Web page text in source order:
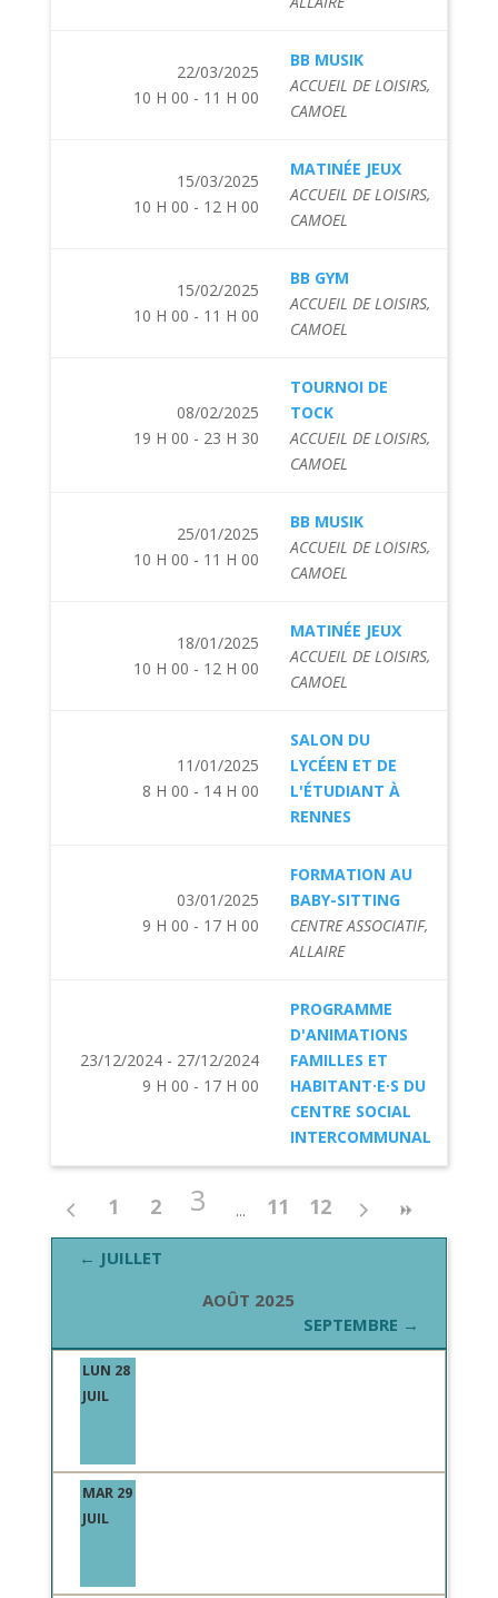
22/03/2025
10 H 00 - 11 H 00
BB MUSIK
ACCUEIL DE LOISIRS,
CAMOEL
15/03/2025
10 H 00 - 12 H 00
MATINÉE JEUX
ACCUEIL DE LOISIRS,
CAMOEL
15/02/2025
10 H 00 - 11 H 00
BB GYM
ACCUEIL DE LOISIRS,
CAMOEL
08/02/2025
19 H 00 - 23 H 30
TOURNOI DE
TOCK
ACCUEIL DE LOISIRS,
CAMOEL
25/01/2025
10 H 00 - 11 H 00
BB MUSIK
ACCUEIL DE LOISIRS,
CAMOEL
18/01/2025
10 H 00 - 12 H 00
MATINÉE JEUX
ACCUEIL DE LOISIRS,
CAMOEL
11/01/2025
8 H 00 - 14 H 00
SALON DU
LYCÉEN ET DE
L'ÉTUDIANT À
RENNES
03/01/2025
9 H 00 - 17 H 00
FORMATION AU
BABY-SITTING
CENTRE ASSOCIATIF,
ALLAIRE
23/12/2024 - 27/12/2024
9 H 00 - 17 H 00
PROGRAMME
D'ANIMATIONS
FAMILLES ET
HABITANT·E·S DU
CENTRE SOCIAL
INTERCOMMUNAL
1 2 3 11 12
← JUILLET
AOÛT 2025
SEPTEMBRE →
LUN 28
JUIL
MAR 29
JUIL